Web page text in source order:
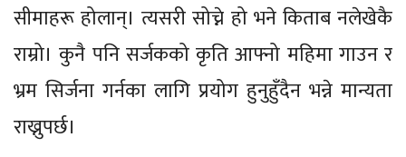
सीमाहरू होलान्। त्यसरी सोच्ने हो भने किताब नलेखेकै
राम्रो। कुनै पनि सर्जकको कृति आफ्नो महिमा गाउन र
भ्रम सिर्जना गर्नका लागि प्रयोग हुनुहुँदैन भन्ने मान्यता
राख्नुपर्छ।